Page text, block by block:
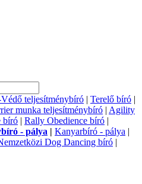
teljesítménybíró | Terelő bíró |
munka teljesítménybíró | Agility
bíró | Rally Obedience bíró |
- pálya | Kanyarbíró - pálya |
Dog Dancing bíró |